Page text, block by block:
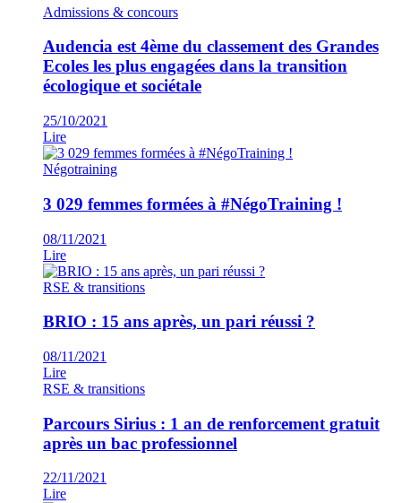
Admissions & concours
Audencia est 4ème du classement des Grandes
Ecoles les plus engagées dans la transition
écologique et sociétale
25/10/2021
Lire
Négotraining
3 029 femmes formées à #NégoTraining !
08/11/2021
Lire
RSE & transitions
BRIO : 15 ans après, un pari réussi ?
08/11/2021
Lire
RSE & transitions
Parcours Sirius : 1 an de renforcement gratuit
après un bac professionnel
22/11/2021
Lire